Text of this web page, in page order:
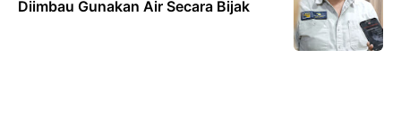
Diimbau Gunakan Air Secara Bijak